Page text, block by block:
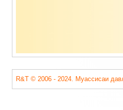
R&T © 2006 - 2024. Муассисаи